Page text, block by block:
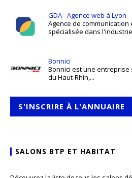
GDA - Agence web à Lyon
Agence de
spécialisée dans l'industrie
Bonnici
Bonnici est une
du Haut-Rhin,...
S'INSCRIRE À L'ANNUAIRE
SALONS BTP ET HABITAT